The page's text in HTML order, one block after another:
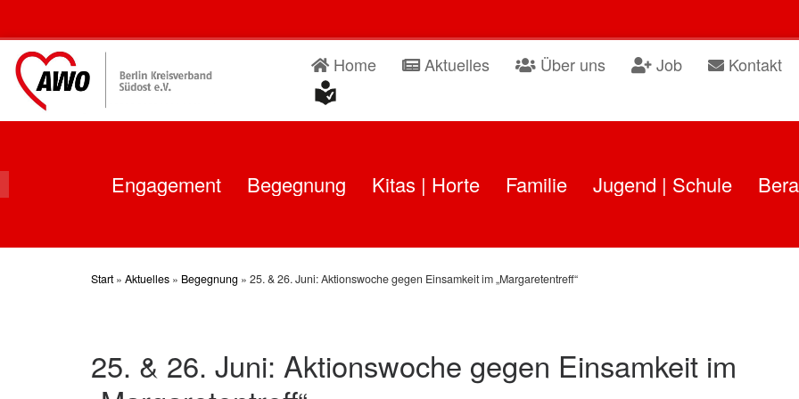
content
Home Aktuelles Über uns Job Kontakt
Engagement Begegnung Kitas | Horte Familie Jugend | Schule
Start » Aktuelles » Begegnung » 25. & 26. Juni: Aktionswoche gegen Einsamkeit im „Margaretentreff“
25. & 26. Juni: Aktionswoche gegen Einsamkeit im